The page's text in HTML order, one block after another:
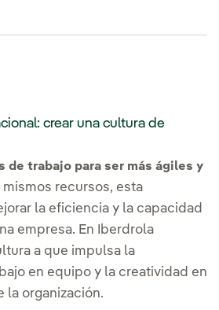
crear una cultura de
de trabajo para ser más ágiles y
mismos recursos, esta
la eficiencia y la capacidad
empresa. En Iberdrola
a que impulsa la
en equipo y la creatividad en
la organización.